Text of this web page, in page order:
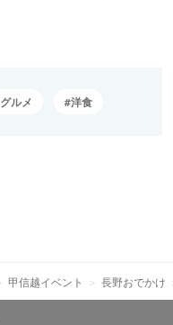
グルメ 洋食
甲信越イベント 長野おでかけ